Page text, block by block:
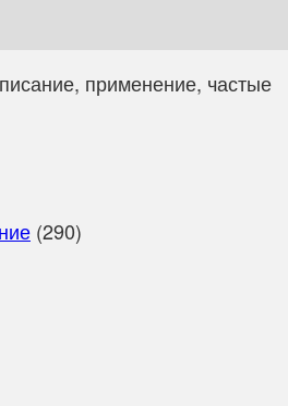
применение, частые
(290)